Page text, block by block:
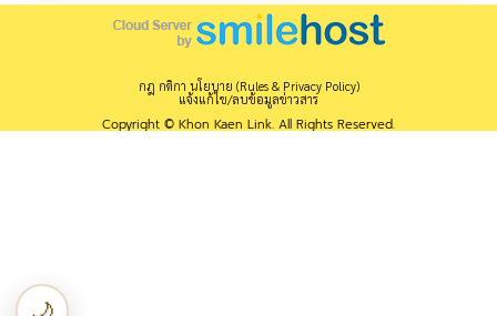
กฎ กติกา นโยบาย (Rules & Privacy Policy)
แจ้งแก้ไข/ลบข้อมูลข่าวสาร
Copyright © Khon Kaen Link. All Rights Reserved.